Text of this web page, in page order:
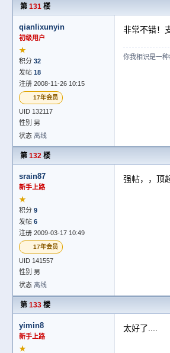
第 131 楼
qianlixunyin
初级用户
★
积分 32
发帖 18
注册 2008-11-26 10:15
17年会员
UID 132117
性别 男
状态 离线
非常不错！
你我相识是一种
第 132 楼
srain87
新手上路
★
积分 9
发帖 6
注册 2009-03-17 10:49
17年会员
UID 141557
性别 男
状态 离线
强帖，，顶
第 133 楼
yimin8
新手上路
★
太好了....